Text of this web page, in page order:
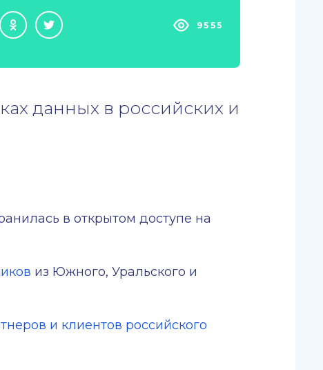
9555
данных в российских и
в открытом доступе на
из Южного, Уральского и
и клиентов российского